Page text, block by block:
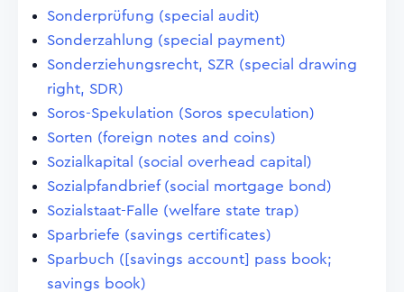
Sonderprüfung (special audit)
Sonderzahlung (special payment)
Sonderziehungsrecht, SZR (special drawing
right, SDR)
Soros-Spekulation (Soros speculation)
Sorten (foreign notes and coins)
Sozialkapital (social overhead capital)
Sozialpfandbrief (social mortgage bond)
Sozialstaat-Falle (welfare state trap)
Sparbriefe (savings certificates)
Sparbuch ([savings account] pass book;
savings book)